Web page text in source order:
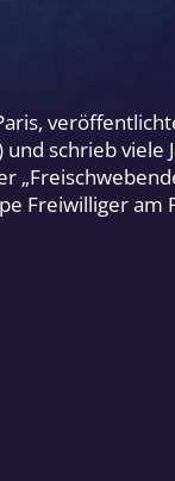
und schrieb viele
Freiwilliger am